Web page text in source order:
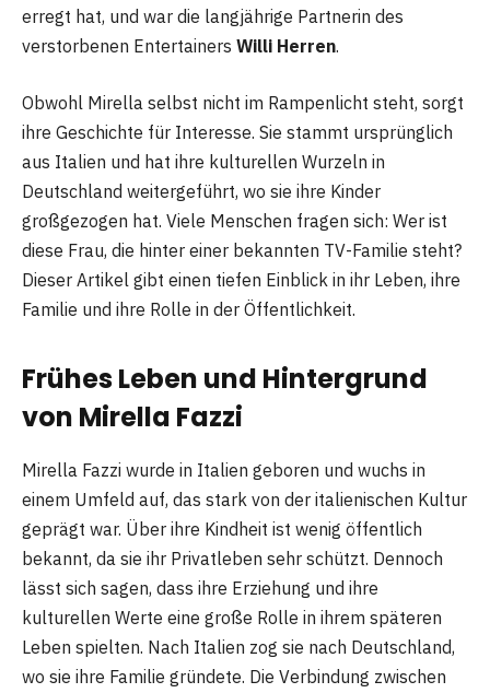
erregt hat, und war die langjährige Partnerin des
verstorbenen Entertainers Willi Herren.
Obwohl Mirella selbst nicht im Rampenlicht steht, sorgt
ihre Geschichte für Interesse. Sie stammt ursprünglich
aus Italien und hat ihre kulturellen Wurzeln in
Deutschland weitergeführt, wo sie ihre Kinder
großgezogen hat. Viele Menschen fragen sich: Wer ist
diese Frau, die hinter einer bekannten TV-Familie steht?
Dieser Artikel gibt einen tiefen Einblick in ihr Leben, ihre
Familie und ihre Rolle in der Öffentlichkeit.
Frühes Leben und Hintergrund
von Mirella Fazzi
Mirella Fazzi wurde in Italien geboren und wuchs in
einem Umfeld auf, das stark von der italienischen Kultur
geprägt war. Über ihre Kindheit ist wenig öffentlich
bekannt, da sie ihr Privatleben sehr schützt. Dennoch
lässt sich sagen, dass ihre Erziehung und ihre
kulturellen Werte eine große Rolle in ihrem späteren
Leben spielten. Nach Italien zog sie nach Deutschland,
wo sie ihre Familie gründete. Die Verbindung zwischen